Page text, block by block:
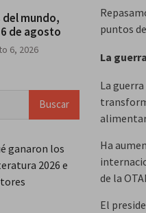
puntos
La
La
Ha
de la
El
del mundo,
de agosto
6, 2026
ganaron los
2026 e